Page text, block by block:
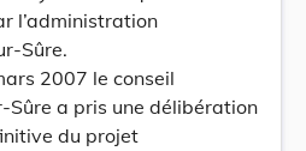
l’administration
Sûre.
2007 le conseil
Sûre a pris une délibération
du projet